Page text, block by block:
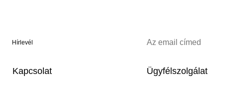
Hírlevél
Kapcsolat Ügyfélszolgálat